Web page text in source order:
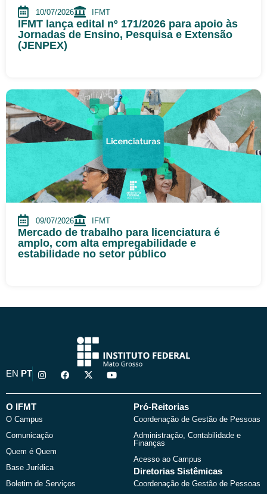
10/07/2026 IFMT
IFMT lança edital nº 171/2026 para apoio às
Jornadas de Ensino, Pesquisa e Extensão
(JENPEX)
09/07/2026 IFMT
Mercado de trabalho para licenciatura é
amplo, com alta empregabilidade e
estabilidade no setor público
EN PT
I
n
t
r
a
m
F
a
e
X
-
w
Y
o
t
O IFMT
O Campus
Comunicação
Quem é Quem
Base Jurídica
Boletim de Serviços
Pró-Reitorias
Coordenação de Gestão de Pessoas
Administração, Contabilidade e
Finanças
Acesso ao Campus
Diretorias Sistêmicas
Coordenação de Gestão de Pessoas